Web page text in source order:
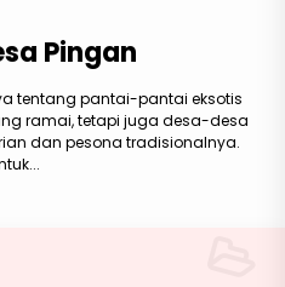
Pingan
tentang pantai-pantai eksotis
ramai, tetapi juga desa-desa
dan pesona tradisionalnya.